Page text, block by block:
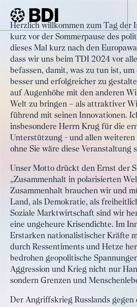
BDI Artikel
Artikel
Wirtschaftliche
Zusammenhalt in
Welten stärken
Herzlich willkommen zum Tag der
kurz vor der Sommerpause des
dieses Mal kurz nach den
dass wir uns beim TDI 2024 vor
befassen, damit, was zu tun ist, um
besser und erfolgreicher zu
auf Augenhöhe mit den anderen
Welt zu bringen – als attraktiver
führend mit seinen Innovationen.
insbesondere Herrn Krug für die
Unterstützung - und allen weiteren
ohne Sie wäre diese Veranstaltung
Unser Motto drückt den Ernst der
„Zusammenhalt in polarisierten
Zusammenhalt brauchen wir und
Land, als Demokratie, als
Soziale Marktwirtschaft sind wir
eine ungeheure Krisendichte. Im
Erstarken nationalistischer Kräfte
durch Ressentiments und Hetze
bedrohen geopolitische
Aggression und Krieg nicht nur
sondern Grenzen und
Der Angriffskrieg Russlands